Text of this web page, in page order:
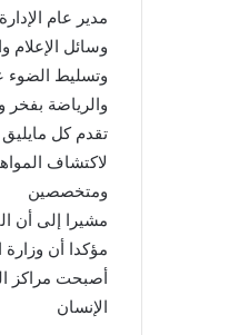
مدير عام
وسائل الإعلام
وتسليط الضوء
والرياضة بفخر
تقدم كل
لاكتشاف
ومتخصصين
مشيرا إلى أن
مؤكدا أن
أصبحت مراكز
الإنسان